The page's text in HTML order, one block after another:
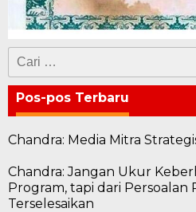
Cari
untuk:
Pos-pos Terbaru
Chandra: Media Mitra
Chandra: Jangan Ukur
Program, tapi dari Persoalan
Terselesaikan